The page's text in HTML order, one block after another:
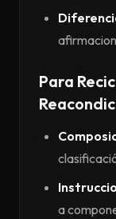
Para
a